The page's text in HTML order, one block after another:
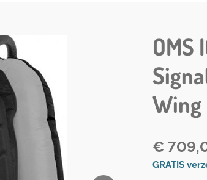
OMS
Wing
€
GRATIS